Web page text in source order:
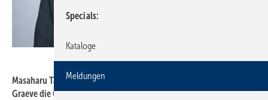
Masaharu Tada leitet seit Januar 2023 gemeinsam mit Filip De
Graeve die Geschäfte von Daikin Airconditioning Germany.
Specials
Kataloge
Meldungen